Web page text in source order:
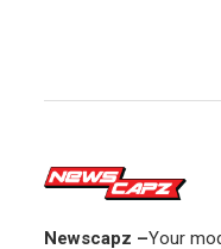
Newscapz –Your